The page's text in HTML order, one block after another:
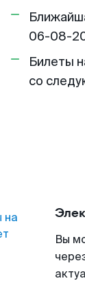
06-08-
Билеты
со
на
Вы